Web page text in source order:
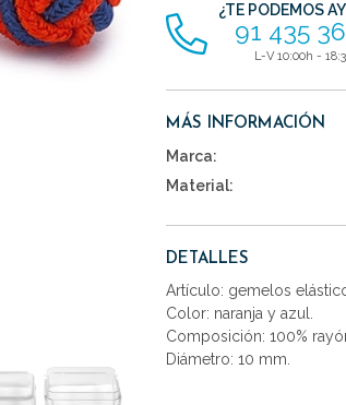
¿TE PODEMOS
91 435
L-V 10:00h -
MÁS INFORMACIÓN
Marca:
Material:
DETALLES
Artículo: gemelos
Color: naranja y azul.
Composición: 100%
Diámetro: 10 mm.